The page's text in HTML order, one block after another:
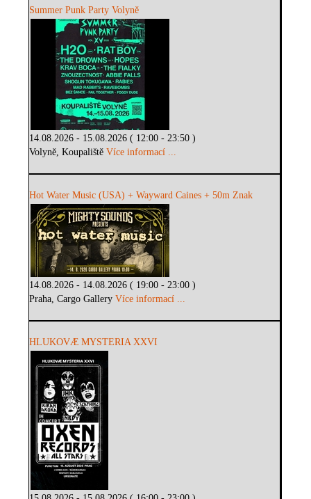
Summer Punk Party Volyně
14.08.2026 - 15.08.2026 ( 12:00 - 23:50 )
Volyně, KoupalištěVíce informací ...
Hot Water Music (USA) + Wayward Caines + 50m Znak
14.08.2026 - 14.08.2026 ( 19:00 - 23:00 )
Praha, Cargo GalleryVíce informací ...
HLUKOVÆ MYSTERIA XXVI